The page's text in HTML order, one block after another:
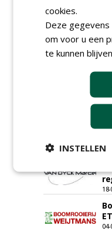
30-
30-
04-
cookies.
Deze
om voor u een
te kunnen
INSTELLEN